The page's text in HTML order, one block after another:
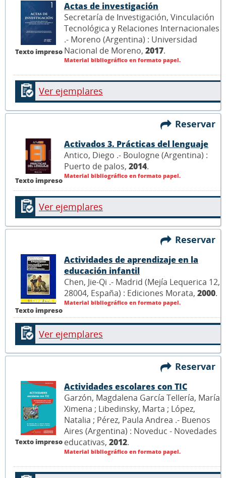
Texto impreso
Actas de investigación
Secretaría de Investigación, Vinculación
Tecnológica y Relaciones Internacionales
.- Moreno (Argentina) : Universidad
Nacional de Moreno, 2017.
Material bibliográfico en formato papel.
Ver ejemplares
Reservar
Texto impreso
Activados 3. Prácticas del lenguaje
Antico, Diego .- Boulogne (Argentina) :
Puerto de palos, 2014.
Material bibliográfico en formato papel.
Ver ejemplares
Reservar
Texto impreso
Actividades de aprendizaje en la
educación infantil
Chen, Jie-Qi .- Madrid (Mejía Lequerica 12,
28004, España) : Ediciones Morata, 2000.
Material bibliográfico en formato papel.
Ver ejemplares
Reservar
Texto impreso
Actividades escolares con TIC
Garzón, Magdalena García Tellería, María
Ximena ; Libedinsky, Marta ; López,
Natalia ; Pérez, Paula Andrea .- Buenos
Aires (Argentina) : Noveduc - Novedades
educativas, 2012.
Material bibliográfico en formato papel.